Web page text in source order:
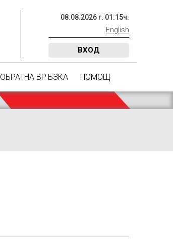
08.08.2026 г. 01 :15ч.
English
ВХОД
ОБРАТНА ВРЪЗКА ПОМОЩ